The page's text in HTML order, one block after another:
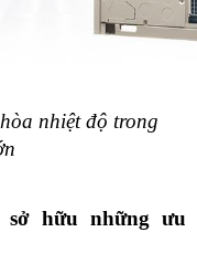
nhiệt độ trong
hữu những ưu